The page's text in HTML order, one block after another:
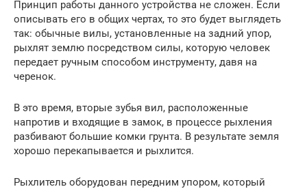
Принцип работы данного устройства не сложен. Если
описывать его в общих чертах, то это будет выглядеть
так: обычные вилы, установленные на задний упор,
рыхлят землю посредством силы, которую человек
передает ручным способом инструменту, давя на
черенок.
В это время, вторые зубья вил, расположенные
напротив и входящие в замок, в процессе рыхления
разбивают большие комки грунта. В результате земля
хорошо перекапывается и рыхлится.
Рыхлитель оборудован передним упором, который